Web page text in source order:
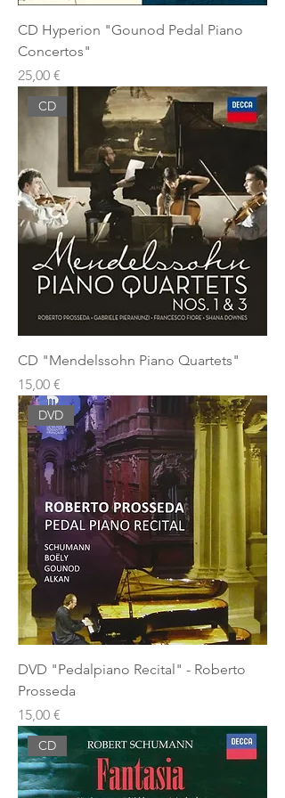
CD Hyperion "Gounod Pedal Piano
Concertos"
Prezzo
25,00 €
CD
CD "Mendelssohn Piano Quartets"
Prezzo
15,00 €
DVD
DVD "Pedalpiano Recital" - Roberto
Prosseda
Prezzo
15,00 €
CD